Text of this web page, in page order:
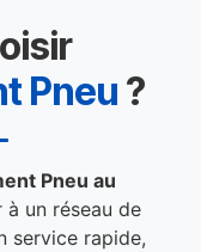
Pneu ?
Pneu au
à un réseau de
service rapide,